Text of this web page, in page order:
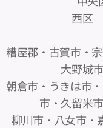
西区
糟屋郡・古賀市・
大野城
朝倉市・うきは市
市・久留米
柳川市・八女市・